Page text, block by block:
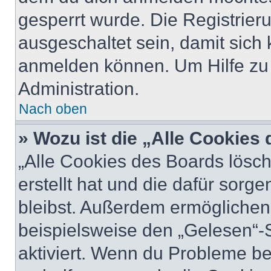
gesperrt wurde. Die
ausgeschaltet sein, damit
anmelden können. Um Hilfe
Administration.
Nach oben
» Wozu ist die „Alle
„Alle Cookies des Boards
erstellt hat und die dafür
bleibst. Außerdem
beispielsweise den
aktiviert. Wenn du Probleme